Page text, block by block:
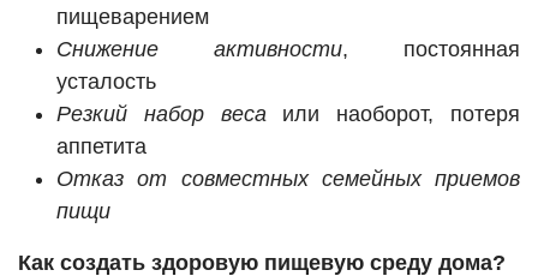
пищеварением
Снижение активности, постоянная
усталость
Резкий набор весаили наоборот, потеря
аппетита
Отказ от совместных семейных приемов
пищи
Как создать здоровую пищевую среду дома?